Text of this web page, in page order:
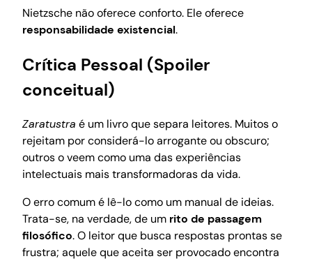
Nietzsche não oferece conforto. Ele oferece
responsabilidade existencial.
Crítica Pessoal (Spoiler
conceitual)
Zaratustra é um livro que separa leitores. Muitos o
rejeitam por considerá-lo arrogante ou obscuro;
outros o veem como uma das experiências
intelectuais mais transformadoras da vida.
O erro comum é lê-lo como um manual de ideias.
Trata-se, na verdade, de um rito de passagem
filosófico. O leitor que busca respostas prontas se
frustra; aquele que aceita ser provocado encontra